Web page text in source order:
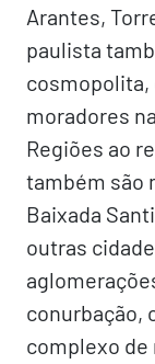
Arantes,
paulista
cosmopolita,
moradores
Regiões ao
também são
Baixada
outras
conurbação,
complexo